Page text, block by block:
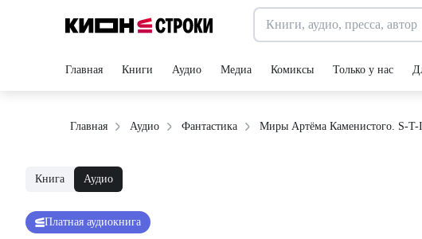
Главная Книги Аудио Медиа Комиксы Только у нас
Главная Аудио Фантастика Миры Артёма Каменистого. S-T-
Книга Аудио
Платная аудиокнига